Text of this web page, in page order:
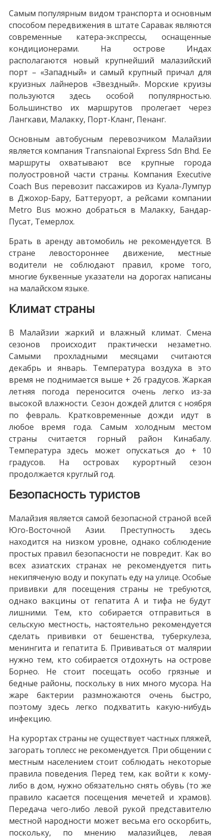
Самым популярным видом транспорта и основным
способом передвижения в штате Саравак являются
современные катера-экспрессы, оснащенные
кондиционерами. На острове Индах
располагаются новый крупнейший малазийский
порт – «Западный» и самый крупный причал для
круизных лайнеров «Звездный». Морские круизы
пользуются здесь особой популярностью.
Большинство их маршрутов пролегает через
Лангкави, Малакку, Порт-Кланг, Пенанг.
Основным автобусным перевозчиком Малайзии
является компания Transnaional Express Sdn Bhd. Ее
маршруты охватывают все крупные города
полуостровной части страны. Компания Executive
Coach Bus перевозит пассажиров из Куала-Лумпур
в Джохор-Бару, Баттеруорт, а рейсами компании
Metro Bus можно добраться в Малакку, Бандар-
Пусат, Темерлох.
Брать в аренду автомобиль не рекомендуется. В
стране левостороннее движение, местные
водители не соблюдают правил, кроме того,
многие буквенные указатели на дорогах написаны
на малайском языке.
Климат страны
В Малайзии жаркий и влажный климат. Смена
сезонов происходит практически незаметно.
Самыми прохладными месяцами считаются
декабрь и январь. Температура воздуха в это
время не поднимается выше + 26 градусов. Жаркая
летняя погода переносится очень легко из-за
высокой влажности. Сезон дождей длится с ноября
по февраль. Кратковременные дожди идут в
любое время года. Самым холодным местом
страны считается горный район Кинабалу.
Температура здесь может опускаться до + 10
градусов. На островах курортный сезон
продолжается круглый год.
Безопасность туристов
Малайзия является самой безопасной страной всей
Юго-Восточной Азии. Преступность здесь
находится на низком уровне, однако соблюдение
простых правил безопасности не повредит. Как во
всех азиатских странах не рекомендуется пить
некипяченую воду и покупать еду на улице. Особые
прививки для посещения страны не требуются,
однако вакцины от гепатита А и тифа не будут
лишними. Тем, кто собирается отправиться в
сельскую местность, настоятельно рекомендуется
сделать прививки от бешенства, туберкулеза,
менингита и гепатита Б. Прививаться от малярии
нужно тем, кто собирается отдохнуть на острове
Борнео. Не стоит посещать особо грязные и
бедные районы, поскольку в них много мусора. На
жаре бактерии размножаются очень быстро,
поэтому здесь легко подхватить какую-нибудь
инфекцию.
На курортах страны не существует частных пляжей,
загорать топлесс не рекомендуется. При общении с
местным населением стоит соблюдать некоторые
правила поведения. Перед тем, как войти к кому-
либо в дом, нужно обязательно снять обувь (то же
правило касается посещения мечетей и храмов).
Передача чего-либо левой рукой представителю
местной народности может весьма его оскорбить,
поскольку, по мнению малазийцев, левая